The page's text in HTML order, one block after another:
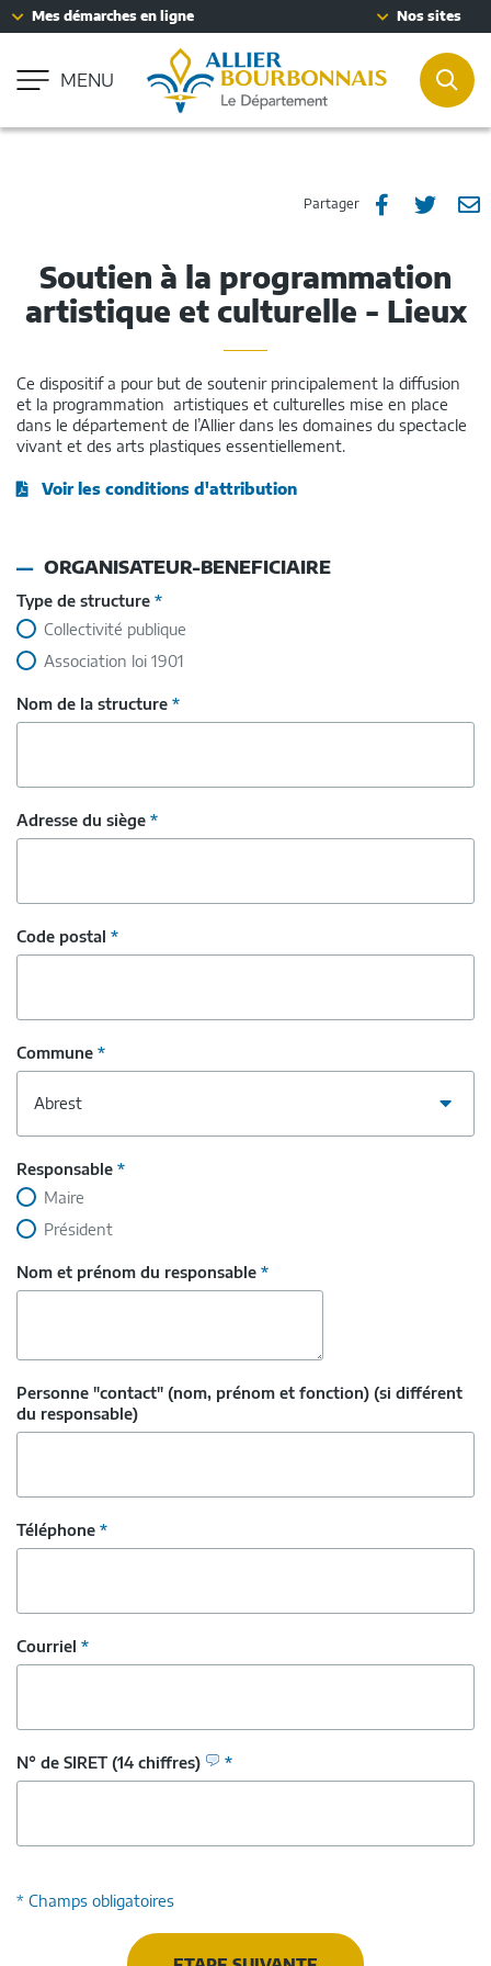
Aller à la recherche
Accessibilité : partiellement conforme
Mes démarches en ligne Nos sites
MENU
Partager Partager
Facebook
 
Soutien à la programmation
artistique et culturelle - Lieux
Ce dispositif a pour but de soutenir principalement la diffusion
et la programmation artistiques et culturelles mise en place
dans le département de l’Allier dans les domaines du spectacle
vivant et des arts plastiques essentiellement.
Voir les conditions d'attribution
ORGANISATEUR-BENEFICIAIRE
Type de structure *
Collectivité publique
Association loi 1901
Nom de la structure *
Adresse du siège *
Code postal *
Commune *
Responsable *
Maire
Président
Nom et prénom du responsable *
Personne "contact" (nom, prénom et fonction) (si différent
du responsable)
Téléphone *
Courriel *
N° de SIRET (14 chiffres) *
* Champs obligatoires
Fenêtre
chat